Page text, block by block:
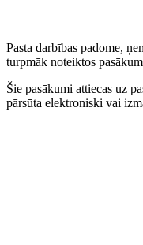
Pasta darbības padome,
turpmāk noteiktos
Šie pasākumi attiecas uz
pārsūta elektroniski vai